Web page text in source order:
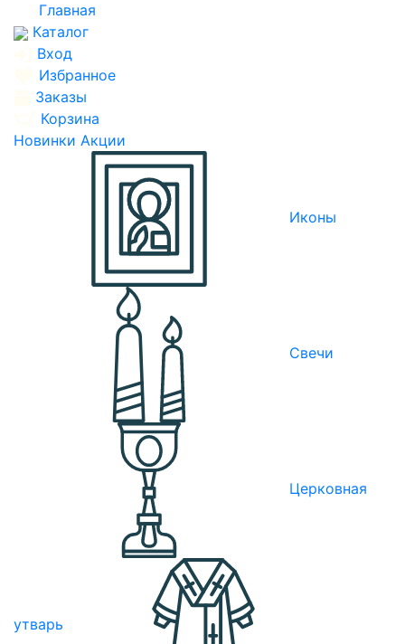
Главная
Каталог
Вход
Избранное
Заказы
Корзина
Новинки Акции
Иконы
Свечи
Церковная
утварь